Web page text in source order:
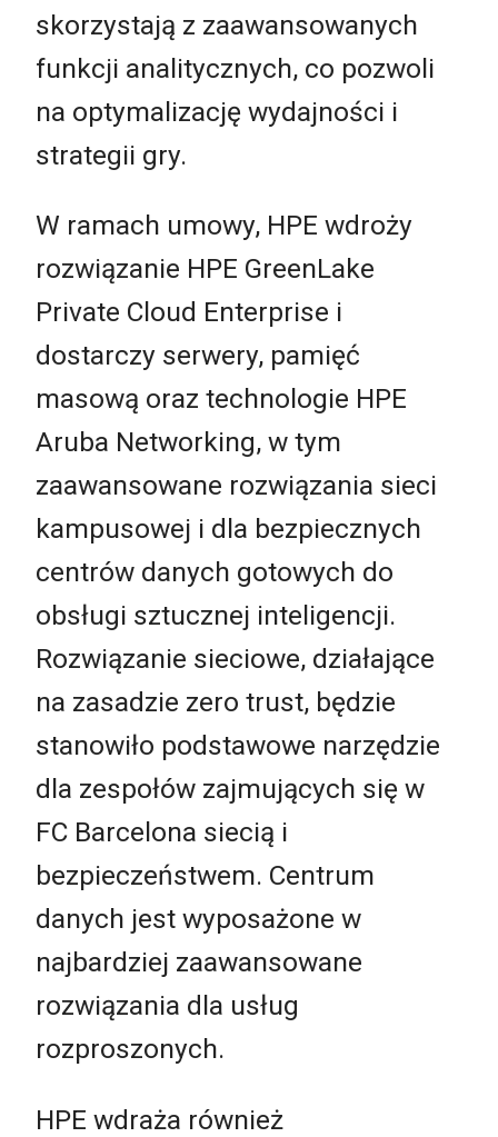
skorzystają z zaawansowanych
funkcji analitycznych, co pozwoli
na optymalizację wydajności i
strategii gry.
W ramach umowy, HPE wdroży
rozwiązanie HPE GreenLake
Private Cloud Enterprise i
dostarczy serwery, pamięć
masową oraz technologie HPE
Aruba Networking, w tym
zaawansowane rozwiązania sieci
kampusowej i dla bezpiecznych
centrów danych gotowych do
obsługi sztucznej inteligencji.
Rozwiązanie sieciowe, działające
na zasadzie zero trust, będzie
stanowiło podstawowe narzędzie
dla zespołów zajmujących się w
FC Barcelona siecią i
bezpieczeństwem. Centrum
danych jest wyposażone w
najbardziej zaawansowane
rozwiązania dla usług
rozproszonych.
HPE wdraża również